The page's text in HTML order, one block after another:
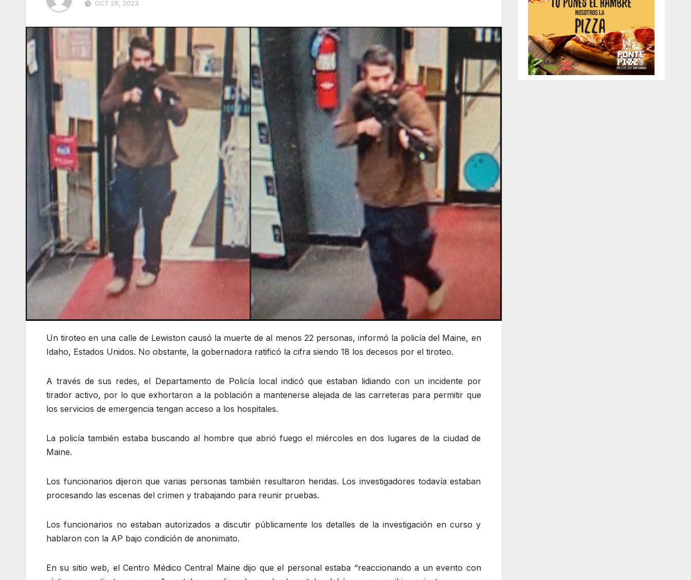
OCT 26, 2023
Un tiroteo en una calle de Lewiston causó la muerte de al menos 22 personas, informó la policía del Maine, en
Idaho, Estados Unidos. No obstante, la gobernadora ratificó la cifra siendo 18 los decesos por el tiroteo.
A través de sus redes, el Departamento de Policía local indicó que estaban lidiando con un incidente por
tirador activo, por lo que exhortaron a la población a mantenerse alejada de las carreteras para permitir que
los servicios de emergencia tengan acceso a los hospitales.
La policía también estaba buscando al hombre que abrió fuego el miércoles en dos lugares de la ciudad de
Maine.
Los funcionarios dijeron que varias personas también resultaron heridas. Los investigadores todavía estaban
procesando las escenas del crimen y trabajando para reunir pruebas.
Los funcionarios no estaban autorizados a discutir públicamente los detalles de la investigación en curso y
hablaron con la AP bajo condición de anonimato.
En su sitio web, el Centro Médico Central Maine dijo que el personal estaba “reaccionando a un evento con